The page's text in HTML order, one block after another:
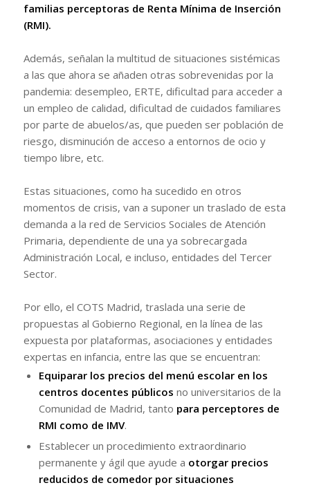
familias perceptoras de Renta Mínima de Inserción
(RMI).
Además, señalan la multitud de situaciones sistémicas
a las que ahora se añaden otras sobrevenidas por la
pandemia: desempleo, ERTE, dificultad para acceder a
un empleo de calidad, dificultad de cuidados familiares
por parte de abuelos/as, que pueden ser población de
riesgo, disminución de acceso a entornos de ocio y
tiempo libre, etc.
Estas situaciones, como ha sucedido en otros
momentos de crisis, van a suponer un traslado de esta
demanda a la red de Servicios Sociales de Atención
Primaria, dependiente de una ya sobrecargada
Administración Local, e incluso, entidades del Tercer
Sector.
Por ello, el COTS Madrid, traslada una serie de
propuestas al Gobierno Regional, en la línea de las
expuesta por plataformas, asociaciones y entidades
expertas en infancia, entre las que se encuentran:
Equiparar los precios del menú escolar en los
centros docentes públicos no universitarios de la
Comunidad de Madrid, tanto para perceptores de
RMI como de IMV.
Establecer un procedimiento extraordinario
permanente y ágil que ayude a otorgar precios
reducidos de comedor por situaciones